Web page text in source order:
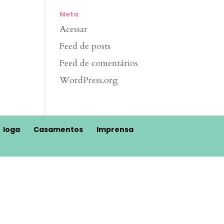
Meta
Acessar
Feed de posts
Feed de comentários
WordPress.org
Ioga Casamentos
Imprensa